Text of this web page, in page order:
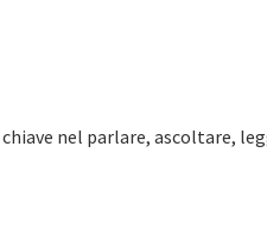
chiave nel parlare, ascoltare,